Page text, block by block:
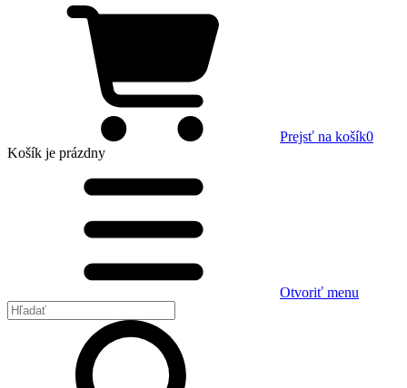
Prejsť na košík0
Košík je prázdny
Otvoriť menu